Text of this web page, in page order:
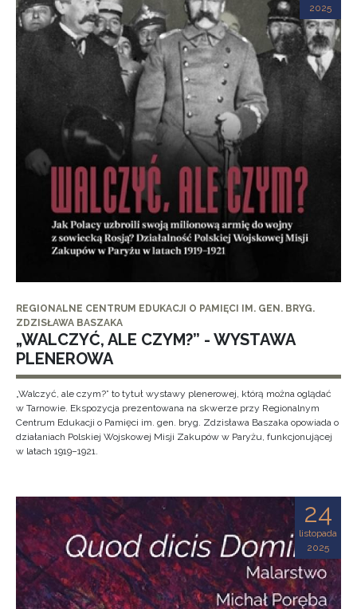
2025
REGIONALNE CENTRUM EDUKACJI O PAMIĘCI IM. GEN. BRYG.
ZDZISŁAWA BASZAKA
„WALCZYĆ, ALE CZYM?” - WYSTAWA
PLENEROWA
„Walczyć, ale czym?” to tytuł wystawy plenerowej, którą można oglądać
w Tarnowie. Ekspozycja prezentowana na skwerze przy Regionalnym
Centrum Edukacji o Pamięci im. gen. bryg. Zdzisława Baszaka opowiada o
działaniach Polskiej Wojskowej Misji Zakupów w Paryżu, funkcjonującej
w latach 1919–1921.
24
listopada
2025